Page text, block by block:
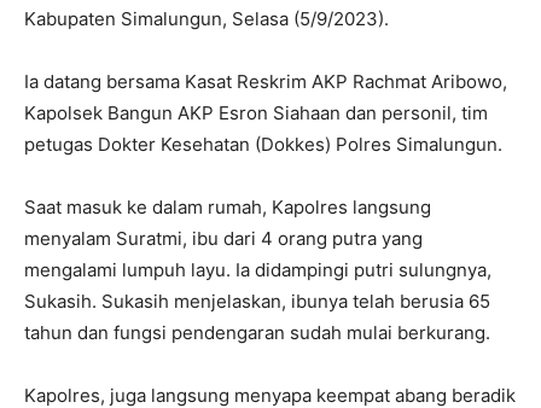
Kabupaten Simalungun, Selasa (5/9/2023).
Ia datang bersama Kasat Reskrim AKP Rachmat Aribowo,
Kapolsek Bangun AKP Esron Siahaan dan personil, tim
petugas Dokter Kesehatan (Dokkes) Polres Simalungun.
Saat masuk ke dalam rumah, Kapolres langsung
menyalam Suratmi, ibu dari 4 orang putra yang
mengalami lumpuh layu. Ia didampingi putri sulungnya,
Sukasih. Sukasih menjelaskan, ibunya telah berusia 65
tahun dan fungsi pendengaran sudah mulai berkurang.
Kapolres, juga langsung menyapa keempat abang beradik